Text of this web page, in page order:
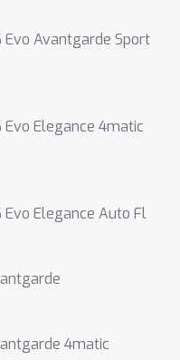
Evo Avantgarde Sport
Evo Elegance 4matic
Evo Elegance Auto Fl
4matic